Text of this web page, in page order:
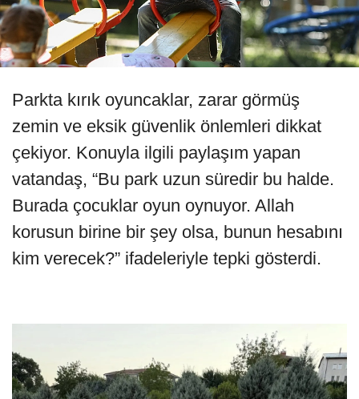
Parkta kırık oyuncaklar, zarar görmüş
zemin ve eksik güvenlik önlemleri dikkat
çekiyor. Konuyla ilgili paylaşım yapan
vatandaş, “Bu park uzun süredir bu halde.
Burada çocuklar oyun oynuyor. Allah
korusun birine bir şey olsa, bunun hesabını
kim verecek?” ifadeleriyle tepki gösterdi.